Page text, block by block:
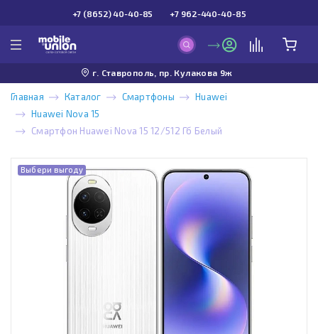
+7 (8652) 40-40-85 +7 962-440-40-85
г. Ставрополь, пр. Кулакова 9ж
Главная Каталог Смартфоны
Huawei
Huawei Nova 15
Смартфон Huawei Nova 15 12/512 Гб Белый
Выбери выгоду